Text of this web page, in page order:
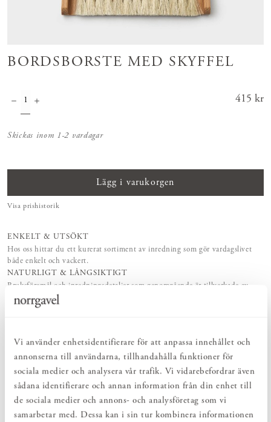
Vi använder enhetsidentifierare för att anpassa innehållet och
annonserna till användarna, tillhandahålla funktioner för
sociala medier och analysera vår trafik. Vi vidarebefordrar även
sådana identifierare och annan information från din enhet till
de sociala medier och annons- och analysföretag som vi
samarbetar med. Dessa kan i sin tur kombinera informationen
BORDSBORSTE MED SKYFFEL
Pris :
415 kr
Skickas inom 1-2 vardagar
Lägg i varukorgen
Visa prishistorik
ENKELT & UTSÖKT
Hos oss hittar du ett kurerat sortiment av inredning som gör vardagslivet
både enkelt och vackert.
NATURLIGT & LÅNGSIKTIGT
Bruksföremål och inredningsdetaljer som genomgående är tillverkade av
hållbara naturmaterial.
HARMONISK HELHET
PRODUKTBESKRIVNING
kompakta borstsetet är lätt att hantera och passar särskilt bra för
att samla upp smulor från bord, hyllor eller andra små ytor.